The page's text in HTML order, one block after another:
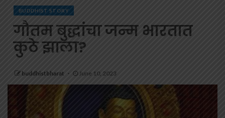
BUDDHIST STORY
गौतम बुद्धांचा जन्म भारतात
कुठे झाला?
buddhistbharat June 10, 2023